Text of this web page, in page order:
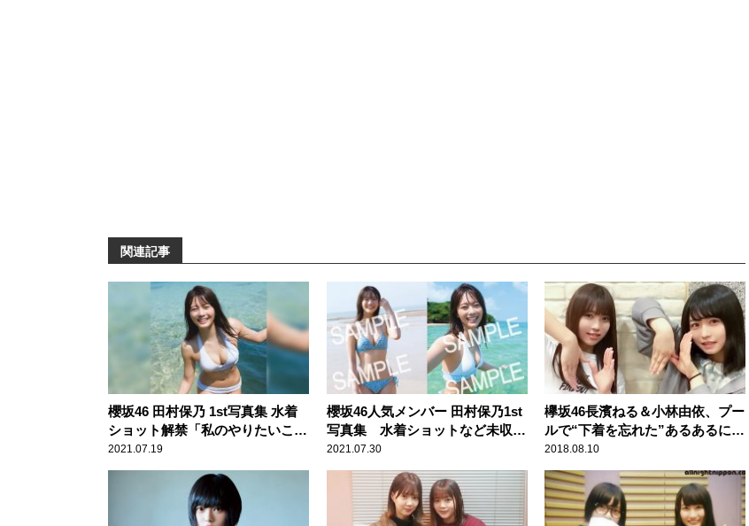
関連記事
櫻坂46 田村保乃 1st写真集 水着
ショット解禁「私のやりたいこと
を、 たくさん詰めこんでもらい
ました」
2021.07.19
櫻坂46人気メンバー 田村保乃1st
写真集 水着ショットなど未収録
カットの書店限定ポストカード10
種解禁
2021.07.30
欅坂46長濱ねる＆小林由依、プー
ルで“下着を忘れた”あるあるに共
感「私もあった」
2018.08.10